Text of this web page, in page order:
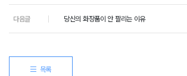
다음글 당신의 화장품이 안 팔리는 이유
목록